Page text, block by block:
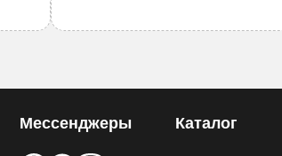
RING)
Мессенджеры Каталог